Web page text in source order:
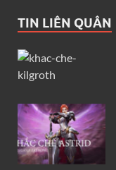
TIN LIÊN QUÂN